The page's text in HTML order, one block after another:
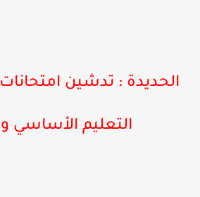
الحديدة : تدشين امتحانات
التعليم الأساسي